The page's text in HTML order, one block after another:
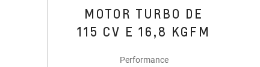
MOTOR TURBO DE
115 CV E 16,8 KGFM
Performance